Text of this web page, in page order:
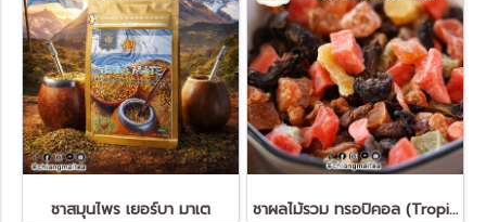
ชาสมุนไพร เยอร์บา มาเต ชาผลไม้รวม ทรอปิคอล (Tropical Mixed Fruit Tea)